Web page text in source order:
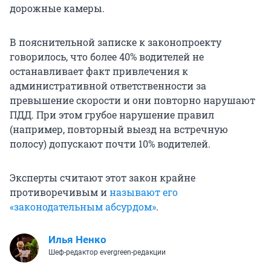
дорожные камеры.
В пояснительной записке к законопроекту
говорилось, что более 40% водителей не
останавливает факт привлечения к
административной ответственности за
превышение скорости и они повторно нарушают
ПДД. При этом грубое нарушение правил
(например, повторный выезд на встречную
полосу) допускают почти 10% водителей.
Эксперты считают этот закон крайне
противоречивым иназывают его
«законодательным абсурдом».
Илья Ненко
Шеф-редактор evergreen-редакции